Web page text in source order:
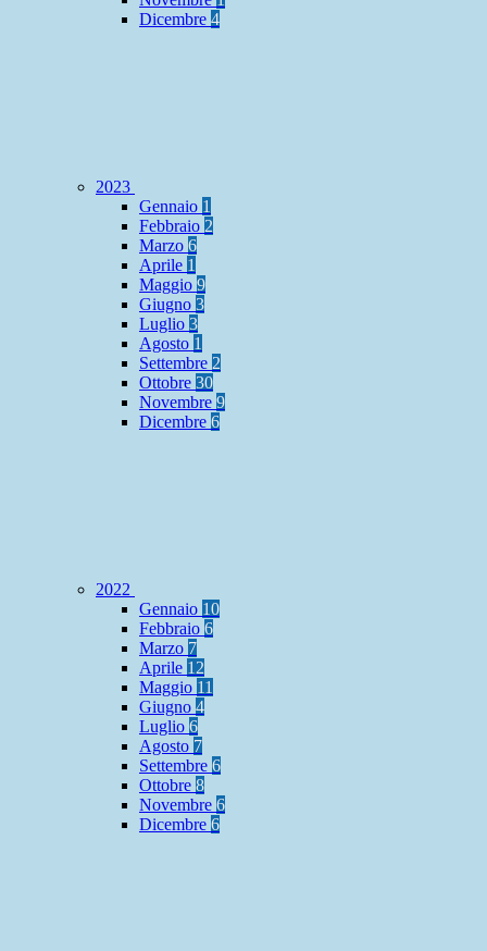
Dicembre 4
2023
Gennaio 1
Febbraio 2
Marzo 6
Aprile 1
Maggio 9
Giugno 3
Luglio 3
Agosto 1
Settembre 2
Ottobre 30
Novembre 9
Dicembre 6
2022
Gennaio 10
Febbraio 6
Marzo 7
Aprile 12
Maggio 11
Giugno 4
Luglio 6
Agosto 7
Settembre 6
Ottobre 8
Novembre 6
Dicembre 6